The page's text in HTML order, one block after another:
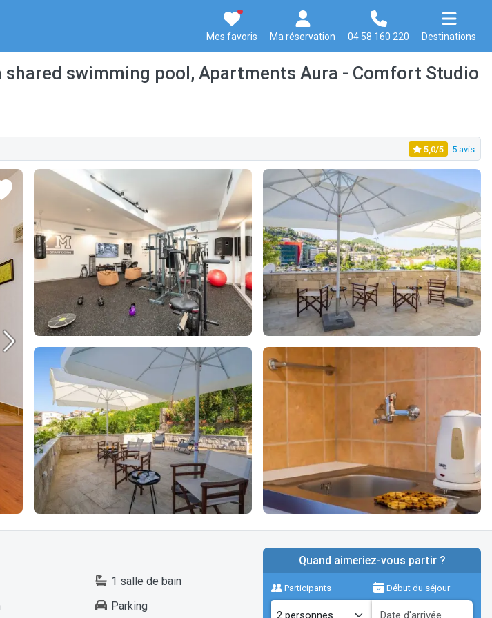
Mes favoris Ma réservation 04 58 160 220 Destinations
swimming pool, Apartments Aura - Comfort Studio
5,0/5 5 avis
1 salle de bain
Parking
Quand aimeriez-vous partir ?
Participants Début du séjour